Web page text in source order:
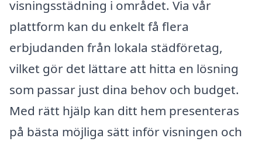
visningsstädning i området. Via vår
plattform kan du enkelt få flera
erbjudanden från lokala städföretag,
vilket gör det lättare att hitta en lösning
som passar just dina behov och budget.
Med rätt hjälp kan ditt hem presenteras
på bästa möjliga sätt inför visningen och